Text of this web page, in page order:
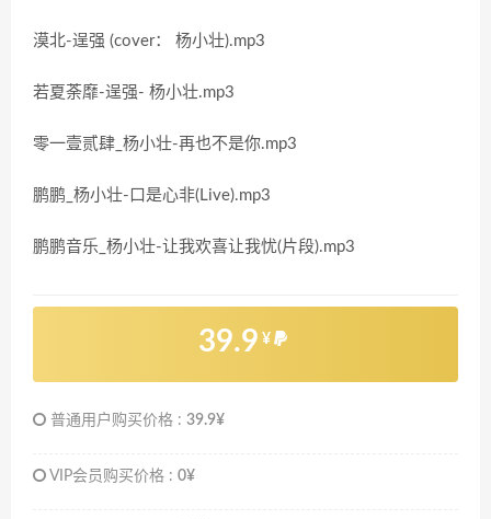
漠北-逞强 (cover： 杨小壮).mp3
若夏荼靡-逞强- 杨小壮.mp3
零一壹贰肆_杨小壮-再也不是你.mp3
鹏鹏_杨小壮-口是心非(Live).mp3
鹏鹏音乐_杨小壮-让我欢喜让我忧(片段).mp3
39.9 ¥
普通用户购买价格 : 39.9¥
VIP会员购买价格 : 0¥